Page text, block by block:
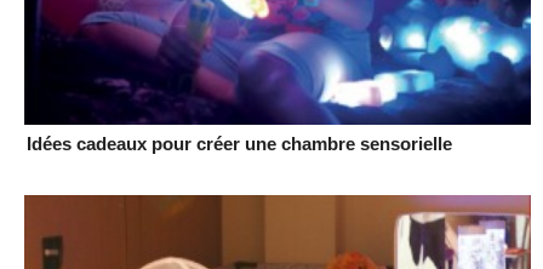
Idées cadeaux pour créer une chambre sensorielle